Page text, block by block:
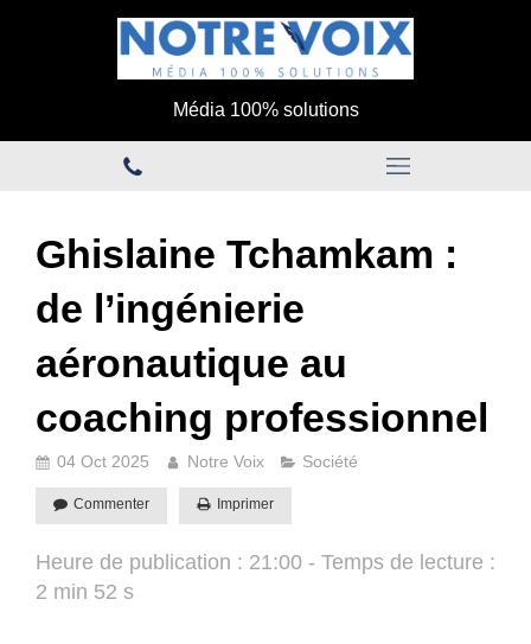
Média 100% solutions
Ghislaine Tchamkam :
de l’ingénierie
aéronautique au
coaching professionnel
04 Oct 2025 Notre Voix Société
Commenter Imprimer
Heure de publication : 21:00 - Temps de lecture :
2 min 52 s